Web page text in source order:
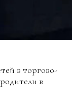
в торгово-
в